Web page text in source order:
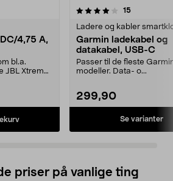
4,75 A,
bl.a.
JBL Xtreme
15anmeldelser
Ladere og kabler
Garmin ladekabel og
datakabel, USB-C
Passer til de fleste
modeller. Data- o...
299,90
Se varianter
4.5 av 5 stjerner
priser på vanlige ting